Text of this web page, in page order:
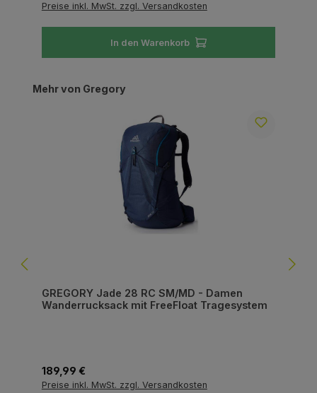
Preise inkl. MwSt. zzgl. Versandkosten
In den Warenkorb
Produktgalerie überspringen
Mehr von Gregory
GREGORY Jade 28 RC SM/MD - Damen
Wanderrucksack mit FreeFloat Tragesystem
Regulärer Preis:
189,99 €
Preise inkl. MwSt. zzgl. Versandkosten